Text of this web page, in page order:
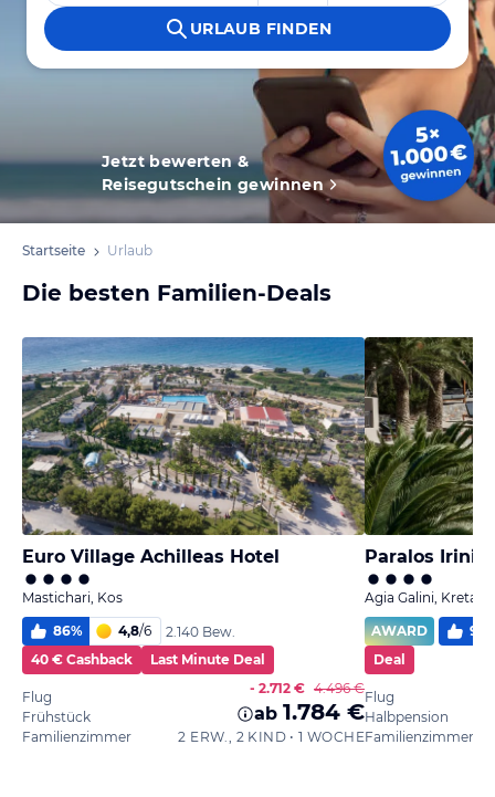
Jetzt bewerten &
Reisegutschein gewinnen
Startseite Urlaub
Die besten Familien-Deals
Euro Village Achilleas Hotel
Mastichari, Kos
86% 4,8/6
2.140 Bew.
40 € Cashback
Last Minute Deal
Flug
Frühstück
Familienzimmer
- 2.712 € 4.496 €
ab 1.784 €
2 ERW., 2 KIND • 1 WOCHE
Paralos Irini
Agia Galini, Kreta
AWARD
99
Deal
Flug
Halbpension
Familienzimmer